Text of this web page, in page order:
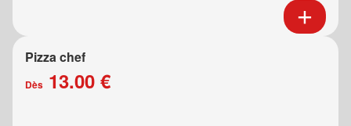
Pizza chef
Dès 13.00 €